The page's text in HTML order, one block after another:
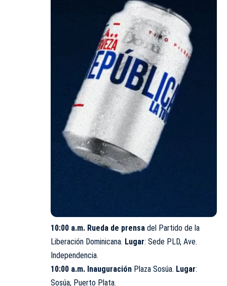
10:00 a.m. Rueda de prensa del Partido de la
Liberación Dominicana. Lugar: Sede PLD, Ave.
Independencia.
10:00 a.m. Inauguración Plaza Sosúa. Lugar:
Sosúa, Puerto Plata.